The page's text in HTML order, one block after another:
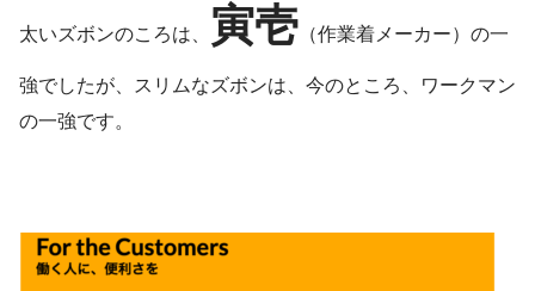
太いズボンのころは、 寅壱 （作業着メーカー）の一
強でしたが、スリムなズボンは、今のところ、ワークマン
の一強です。